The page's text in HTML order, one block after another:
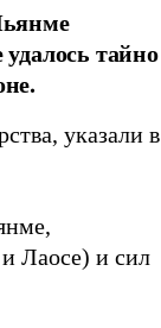
тайно
указали в
Лаосе) и сил